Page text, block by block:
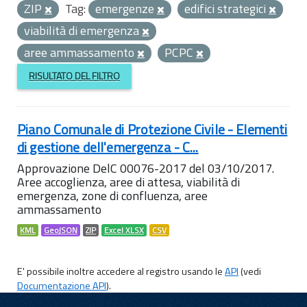
ZIP
Tag: emergenze
edifici strategici
viabilità di emergenza
aree ammassamento
PCPC
RISULTATO DEL FILTRO
Piano Comunale di Protezione Civile - Elementi
di gestione dell'emergenza - C...
Approvazione DelC 00076-2017 del 03/10/2017.
Aree accoglienza, aree di attesa, viabilità di
emergenza, zone di confluenza, aree
ammassamento
KML GeoJSON ZIP Excel XLSX CSV
E' possibile inoltre accedere al registro usando leAPI(vedi
Documentazione API).